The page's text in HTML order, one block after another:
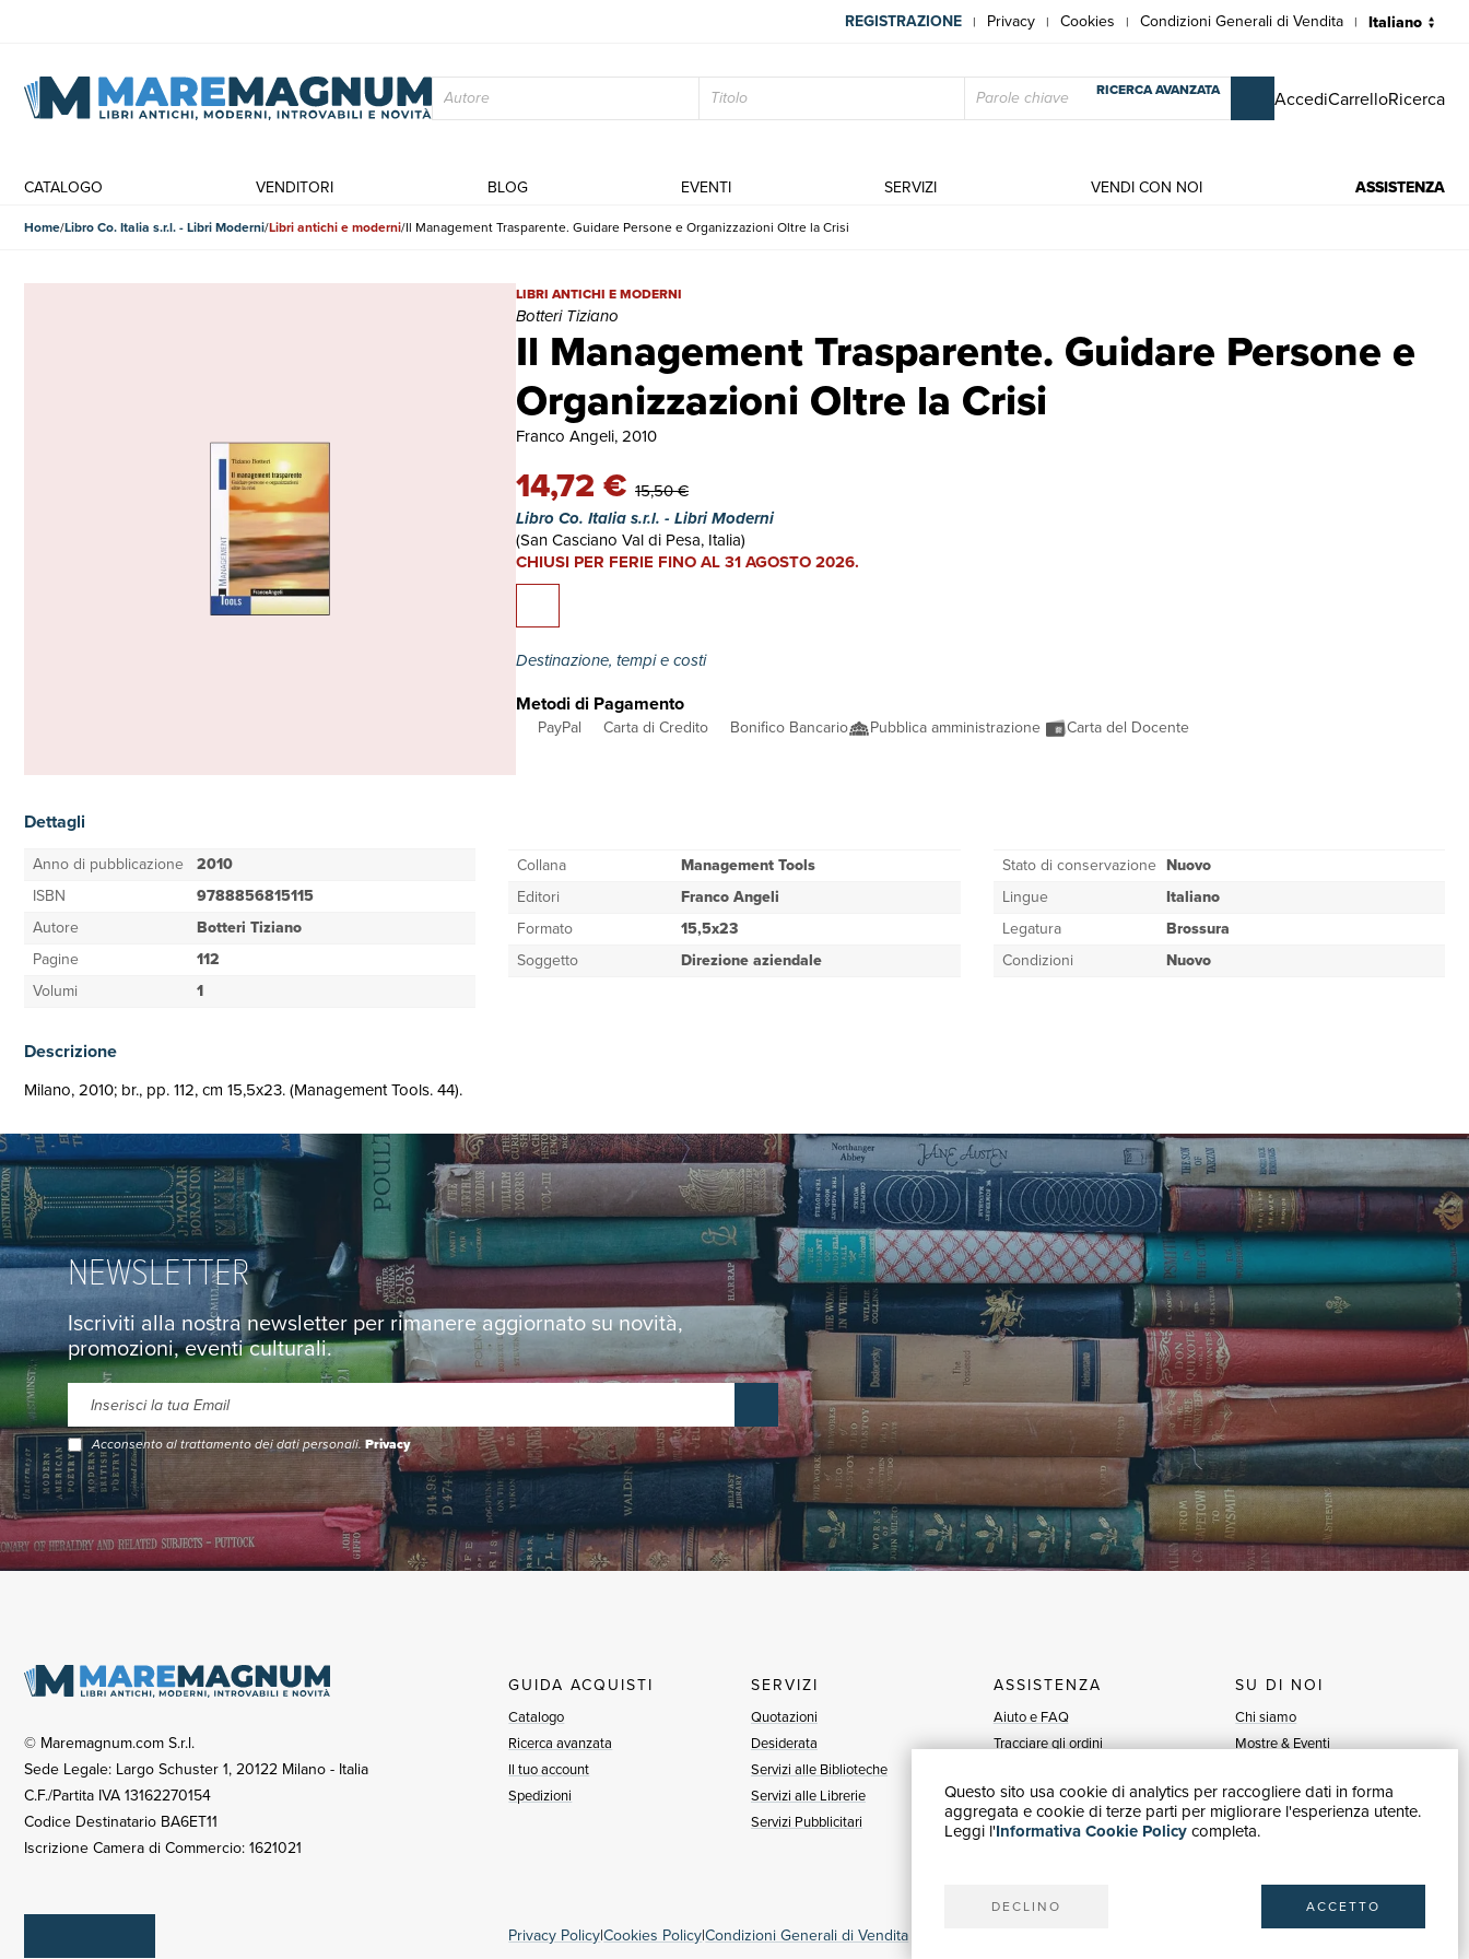
Questo sito usa cookie di analytics per raccogliere dati in forma
aggregata e cookie di terze parti per migliorare l'esperienza utente.
Leggi l'Informativa Cookie Policycompleta.
DECLINO ACCETTO
REGISTRAZIONE | Privacy | Cookies | Condizioni Generali di Vendita |
RICERCA AVANZATA AccediCarrelloRicerca
CATALOGO VENDITORI BLOG EVENTI SERVIZI VENDI CON NOI ASSISTENZA
Home Libro Co. Italia s.r.l. - Libri Moderni Libri antichi e moderni Il Management Trasparente. Guidare Persone e Organizzazioni Oltre la Crisi
Il Management Trasparente. Guidare Persone e
Organizzazioni Oltre la Crisi
Il Management Trasparente. Guidare Persone e Organizzazioni Oltre la Crisi | Libri antichi e moderni | Botteri Tiziano
LIBRI ANTICHI E MODERNI
Botteri Tiziano
Franco Angeli, 2010
14,72 € 15,50 €
Libro Co. Italia s.r.l. - Libri Moderni
(San Casciano Val di Pesa, Italia)
CHIUSI PER FERIE FINO AL 31 AGOSTO 2026.
Destinazione, tempi e costi
Metodi di Pagamento
PayPal Carta di Credito Bonifico Bancario Pubblica amministrazione Carta del Docente
Dettagli
Anno di pubblicazione 2010
ISBN
9788856815115
Autore
Botteri Tiziano
Pagine
112
Volumi
1
Collana
Management Tools
Editori
Franco Angeli
Formato
15,5x23
Soggetto
Direzione aziendale
Stato di conservazione Nuovo
Lingue
Italiano
Legatura
Brossura
Condizioni
Nuovo
Descrizione
Milano, 2010; br., pp. 112, cm 15,5x23. (Management Tools. 44).
NEWSLETTER
Iscriviti alla nostra newsletter per rimanere aggiornato su novità,
promozioni, eventi culturali.
Acconsento al trattamento dei dati personali.Privacy
© Maremagnum.com S.r.l.
Sede Legale: Largo Schuster 1, 20122 Milano - Italia
C.F./Partita IVA 13162270154
Codice Destinatario BA6ET11
Iscrizione Camera di Commercio: 1621021
GUIDA ACQUISTI
Catalogo
Ricerca avanzata
Il tuo account
Spedizioni
SERVIZI
Quotazioni
Desiderata
Servizi alle Biblioteche
Servizi alle Librerie
Servizi Pubblicitari
ASSISTENZA
Aiuto e FAQ
Tracciare gli ordini
Fatturazione
Carta del Docente / 18App
SU DI NOI
Chi siamo
Mostre & Eventi
Blog
Vendi con noi
Privacy Policy|Cookies Policy|Condizioni Generali di Vendita